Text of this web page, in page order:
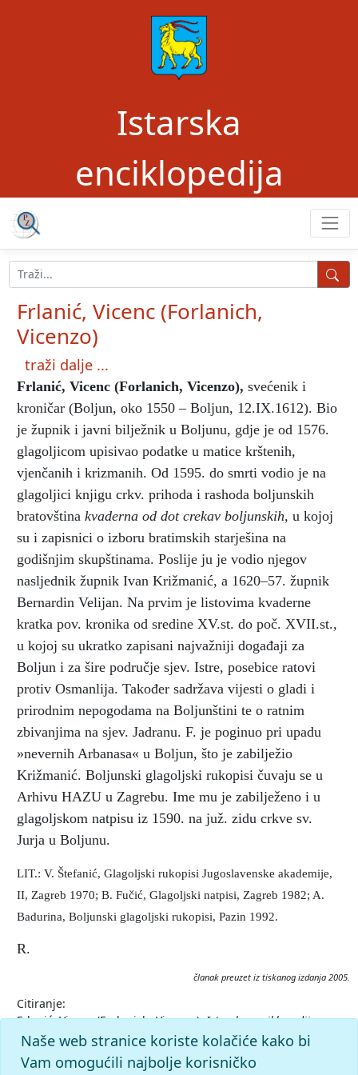
Istarska
enciklopedija
Frlanić, Vicenc (Forlanich,
Vicenzo)
traži dalje ...
Frlanić, Vicenc (Forlanich, Vicenzo), svećenik i
kroničar (Boljun, oko 1550 – Boljun, 12.IX.1612). Bio
je župnik i javni bilježnik u Boljunu, gdje je od 1576.
glagoljicom upisivao podatke u matice krštenih,
vjenčanih i krizmanih. Od 1595. do smrti vodio je na
glagoljici knjigu crkv. prihoda i rashoda boljunskih
bratovština kvaderna od dot crekav boljunskih, u kojoj
su i zapisnici o izboru bratimskih starješina na
godišnjim skupštinama. Poslije ju je vodio njegov
nasljednik župnik Ivan Križmanić, a 1620–57. župnik
Bernardin Velijan. Na prvim je listovima kvaderne
kratka pov. kronika od sredine XV.st. do poč. XVII.st.,
u kojoj su ukratko zapisani najvažniji događaji za
Boljun i za šire područje sjev. Istre, posebice ratovi
protiv Osmanlija. Također sadržava vijesti o gladi i
prirodnim nepogodama na Boljunštini te o ratnim
zbivanjima na sjev. Jadranu. F. je poginuo pri upadu
»nevernih Arbanasa« u Boljun, što je zabilježio
Križmanić. Boljunski glagoljski rukopisi čuvaju se u
Arhivu HAZU u Zagrebu. Ime mu je zabilježeno i u
glagoljskom natpisu iz 1590. na juž. zidu crkve sv.
Jurja u Boljunu.
LIT.: V. Štefanić, Glagoljski rukopisi Jugoslavenske akademije,
II, Zagreb 1970; B. Fučić, Glagoljski natpisi, Zagreb 1982; A.
Badurina, Boljunski glagoljski rukopisi, Pazin 1992.
R.
članak preuzet iz tiskanog izdanja 2005.
Citiranje:
Frlanić, Vicenc (Forlanich, Vicenzo).Istarska enciklopedija
(2005), mrežno izdanje.Leksikografski zavod Miroslav Krleža,
2026. Pristupljeno 7.8.2026.
<https://istra.lzmk.hr/clanak/frlanic-vicenc-forlanich-
Naše web stranice koriste kolačiće kako bi
Vam omogućili najbolje korisničko